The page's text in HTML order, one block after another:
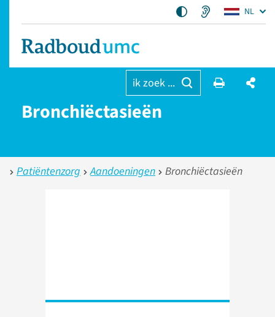
NL
ik zoek ...
Bronchiëctasieën
Patiëntenzorg Aandoeningen Bronchiëctasieën